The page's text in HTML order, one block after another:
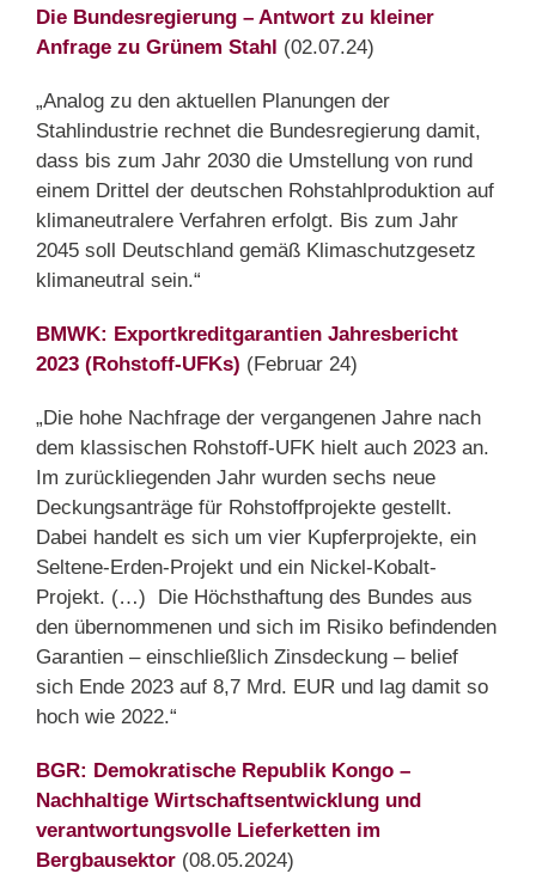
Die Bundesregierung – Antwort zu kleiner
Anfrage zu Grünem Stahl (02.07.24)
„Analog zu den aktuellen Planungen der
Stahlindustrie rechnet die Bundesregierung damit,
dass bis zum Jahr 2030 die Umstellung von rund
einem Drittel der deutschen Rohstahlproduktion auf
klimaneutralere Verfahren erfolgt. Bis zum Jahr
2045 soll Deutschland gemäß Klimaschutzgesetz
klimaneutral sein.“
BMWK: Exportkreditgarantien Jahresbericht
2023 (Rohstoff-UFKs) (Februar 24)
„Die hohe Nachfrage der vergangenen Jahre nach
dem klassischen Rohstoff-UFK hielt auch 2023 an.
Im zurückliegenden Jahr wurden sechs neue
Deckungsanträge für Rohstoffprojekte gestellt.
Dabei handelt es sich um vier Kupferprojekte, ein
Seltene-Erden-Projekt und ein Nickel-Kobalt-
Projekt. (…) Die Höchsthaftung des Bundes aus
den übernommenen und sich im Risiko befindenden
Garantien – einschließlich Zinsdeckung – belief
sich Ende 2023 auf 8,7 Mrd. EUR und lag damit so
hoch wie 2022.“
BGR: Demokratische Republik Kongo –
Nachhaltige Wirtschaftsentwicklung und
verantwortungsvolle Lieferketten im
Bergbausektor (08.05.2024)